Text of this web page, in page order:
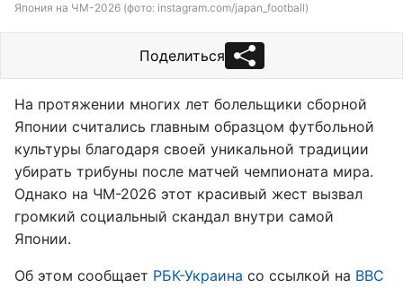
Япония на ЧМ-2026 (фото: instagram.com/japan_football)
Поделиться
На протяжении многих лет болельщики сборной
Японии считались главным образцом футбольной
культуры благодаря своей уникальной традиции
убирать трибуны после матчей чемпионата мира.
Однако на ЧМ-2026 этот красивый жест вызвал
громкий социальный скандал внутри самой
Японии.
Об этом сообщает РБК-Украина со ссылкой на BBC